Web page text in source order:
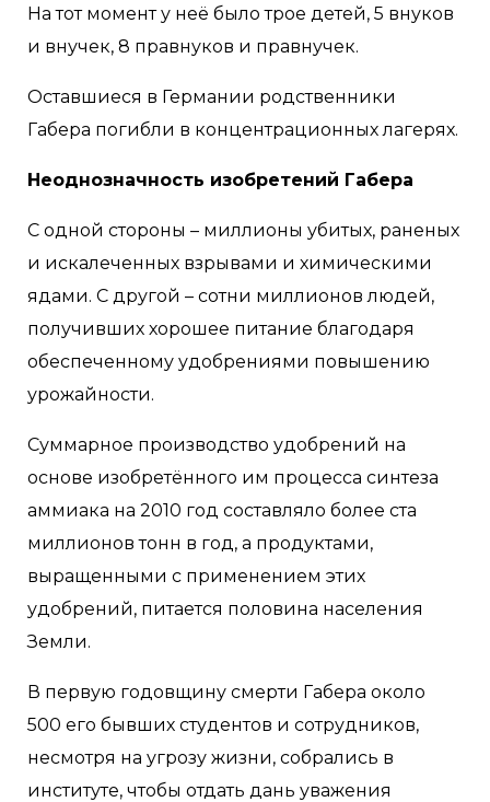
На тот момент у неё было трое детей, 5 внуков
и внучек, 8 правнуков и правнучек.
Оставшиеся в Германии родственники
Габера погибли в концентрационных лагерях.
Неоднозначность изобретений Габера
С одной стороны – миллионы убитых, раненых
и искалеченных взрывами и химическими
ядами. С другой – сотни миллионов людей,
получивших хорошее питание благодаря
обеспеченному удобрениями повышению
урожайности.
Суммарное производство удобрений на
основе изобретённого им процесса синтеза
аммиака на 2010 год составляло более ста
миллионов тонн в год, а продуктами,
выращенными с применением этих
удобрений, питается половина населения
Земли.
В первую годовщину смерти Габера около
500 его бывших студентов и сотрудников,
несмотря на угрозу жизни, собрались в
институте, чтобы отдать дань уважения